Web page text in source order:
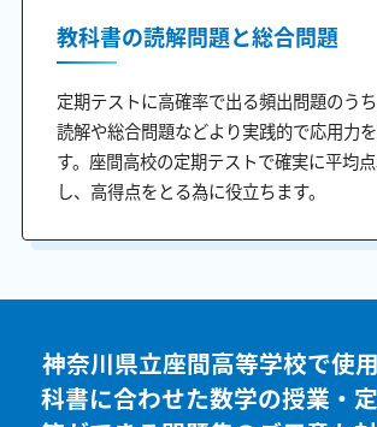
教科書の読解問題と総合問題
定期テストに高確率で出る頻出問題のう
読解や総合問題などより実践的で応用力
す。座間高校の定期テストで確実に平均
し、高得点をとる為に役立ちます。
神奈川県立座間高等学校で使
科書に合わせた数学の授業・